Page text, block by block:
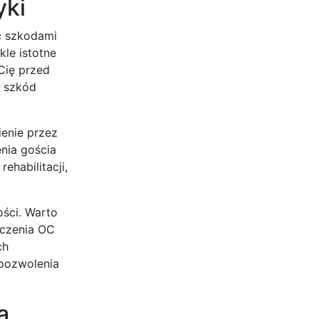
szkodami
istotne
przed
szkód
przez
gościa
Warto
OC